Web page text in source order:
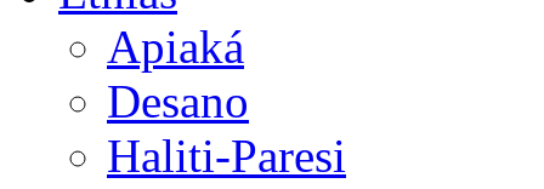
Apiaká
Desano
Haliti-Paresi